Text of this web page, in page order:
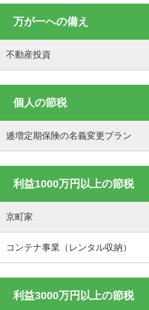
万が一への備え
不動産投資
個人の節税
逓増定期保険の名義変更プラン
利益1000万円以上の節税
京町家
コンテナ事業（レンタル収納）
利益3000万円以上の節税